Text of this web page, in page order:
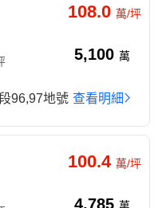
108.0 萬/坪
5,100 萬
96,97地號 查看明細
100.4 萬/坪
4,785 萬